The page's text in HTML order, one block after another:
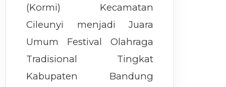
(Kormi) Kecamatan
Cileunyi menjadi Juara
Umum Festival Olahraga
Tradisional Tingkat
Kabupaten Bandung